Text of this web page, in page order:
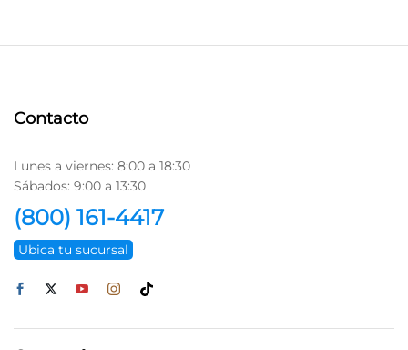
Contacto
Lunes a viernes: 8:00 a 18:30
Sábados: 9:00 a 13:30
(800) 161-4417
Ubica tu sucursal